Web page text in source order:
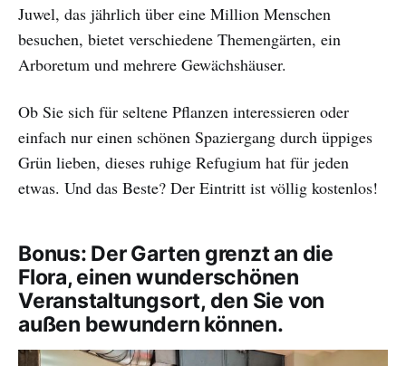
Juwel, das jährlich über eine Million Menschen
besuchen, bietet verschiedene Themengärten, ein
Arboretum und mehrere Gewächshäuser.
Ob Sie sich für seltene Pflanzen interessieren oder
einfach nur einen schönen Spaziergang durch üppiges
Grün lieben, dieses ruhige Refugium hat für jeden
etwas. Und das Beste? Der Eintritt ist völlig kostenlos!
Bonus: Der Garten grenzt an die
Flora, einen wunderschönen
Veranstaltungsort, den Sie von
außen bewundern können.